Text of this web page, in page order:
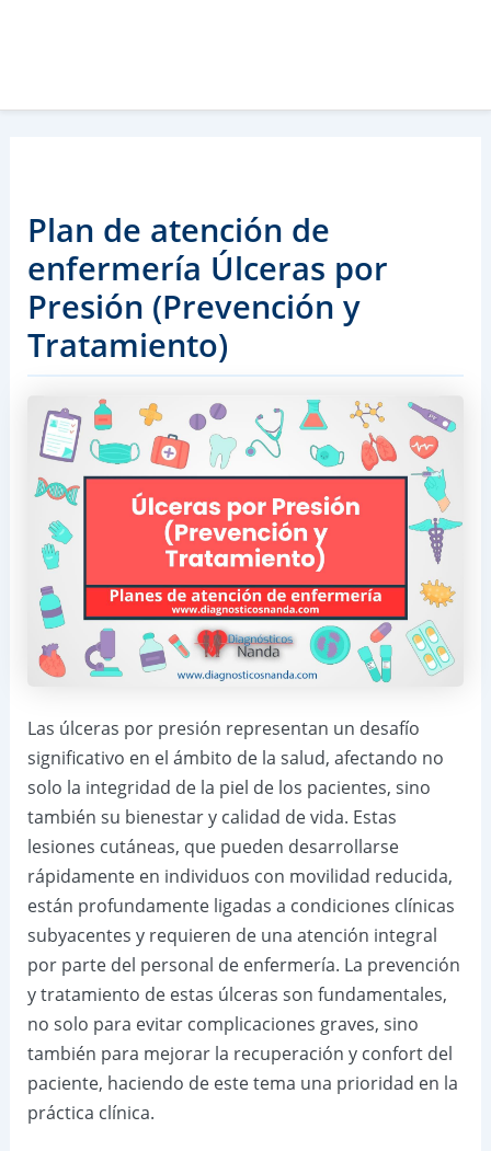
Plan de atención de
enfermería Úlceras por
Presión (Prevención y
Tratamiento)
Las úlceras por presión representan un desafío
significativo en el ámbito de la salud, afectando no
solo la integridad de la piel de los pacientes, sino
también su bienestar y calidad de vida. Estas
lesiones cutáneas, que pueden desarrollarse
rápidamente en individuos con movilidad reducida,
están profundamente ligadas a condiciones clínicas
subyacentes y requieren de una atención integral
por parte del personal de enfermería. La prevención
y tratamiento de estas úlceras son fundamentales,
no solo para evitar complicaciones graves, sino
también para mejorar la recuperación y confort del
paciente, haciendo de este tema una prioridad en la
práctica clínica.